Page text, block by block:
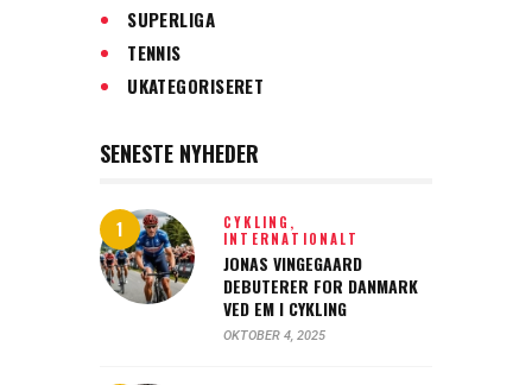
SUPERLIGA
TENNIS
UKATEGORISERET
SENESTE NYHEDER
CYKLING,
INTERNATIONALT
JONAS VINGEGAARD
DEBUTERER FOR DANMARK
VED EM I CYKLING
OKTOBER 4, 2025